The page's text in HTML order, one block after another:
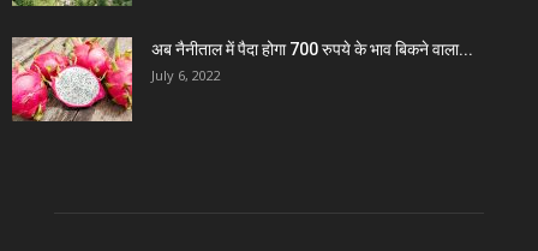
अब नैनीताल में पैदा होगा 700 रुपये के भाव बिकने वाला...
July 6, 2022